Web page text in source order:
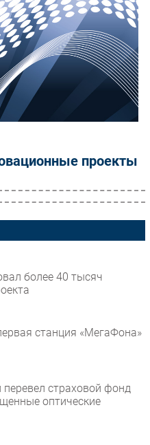
проекты
более 40 тысяч
станция «МегаФона»
страховой фонд
оптические